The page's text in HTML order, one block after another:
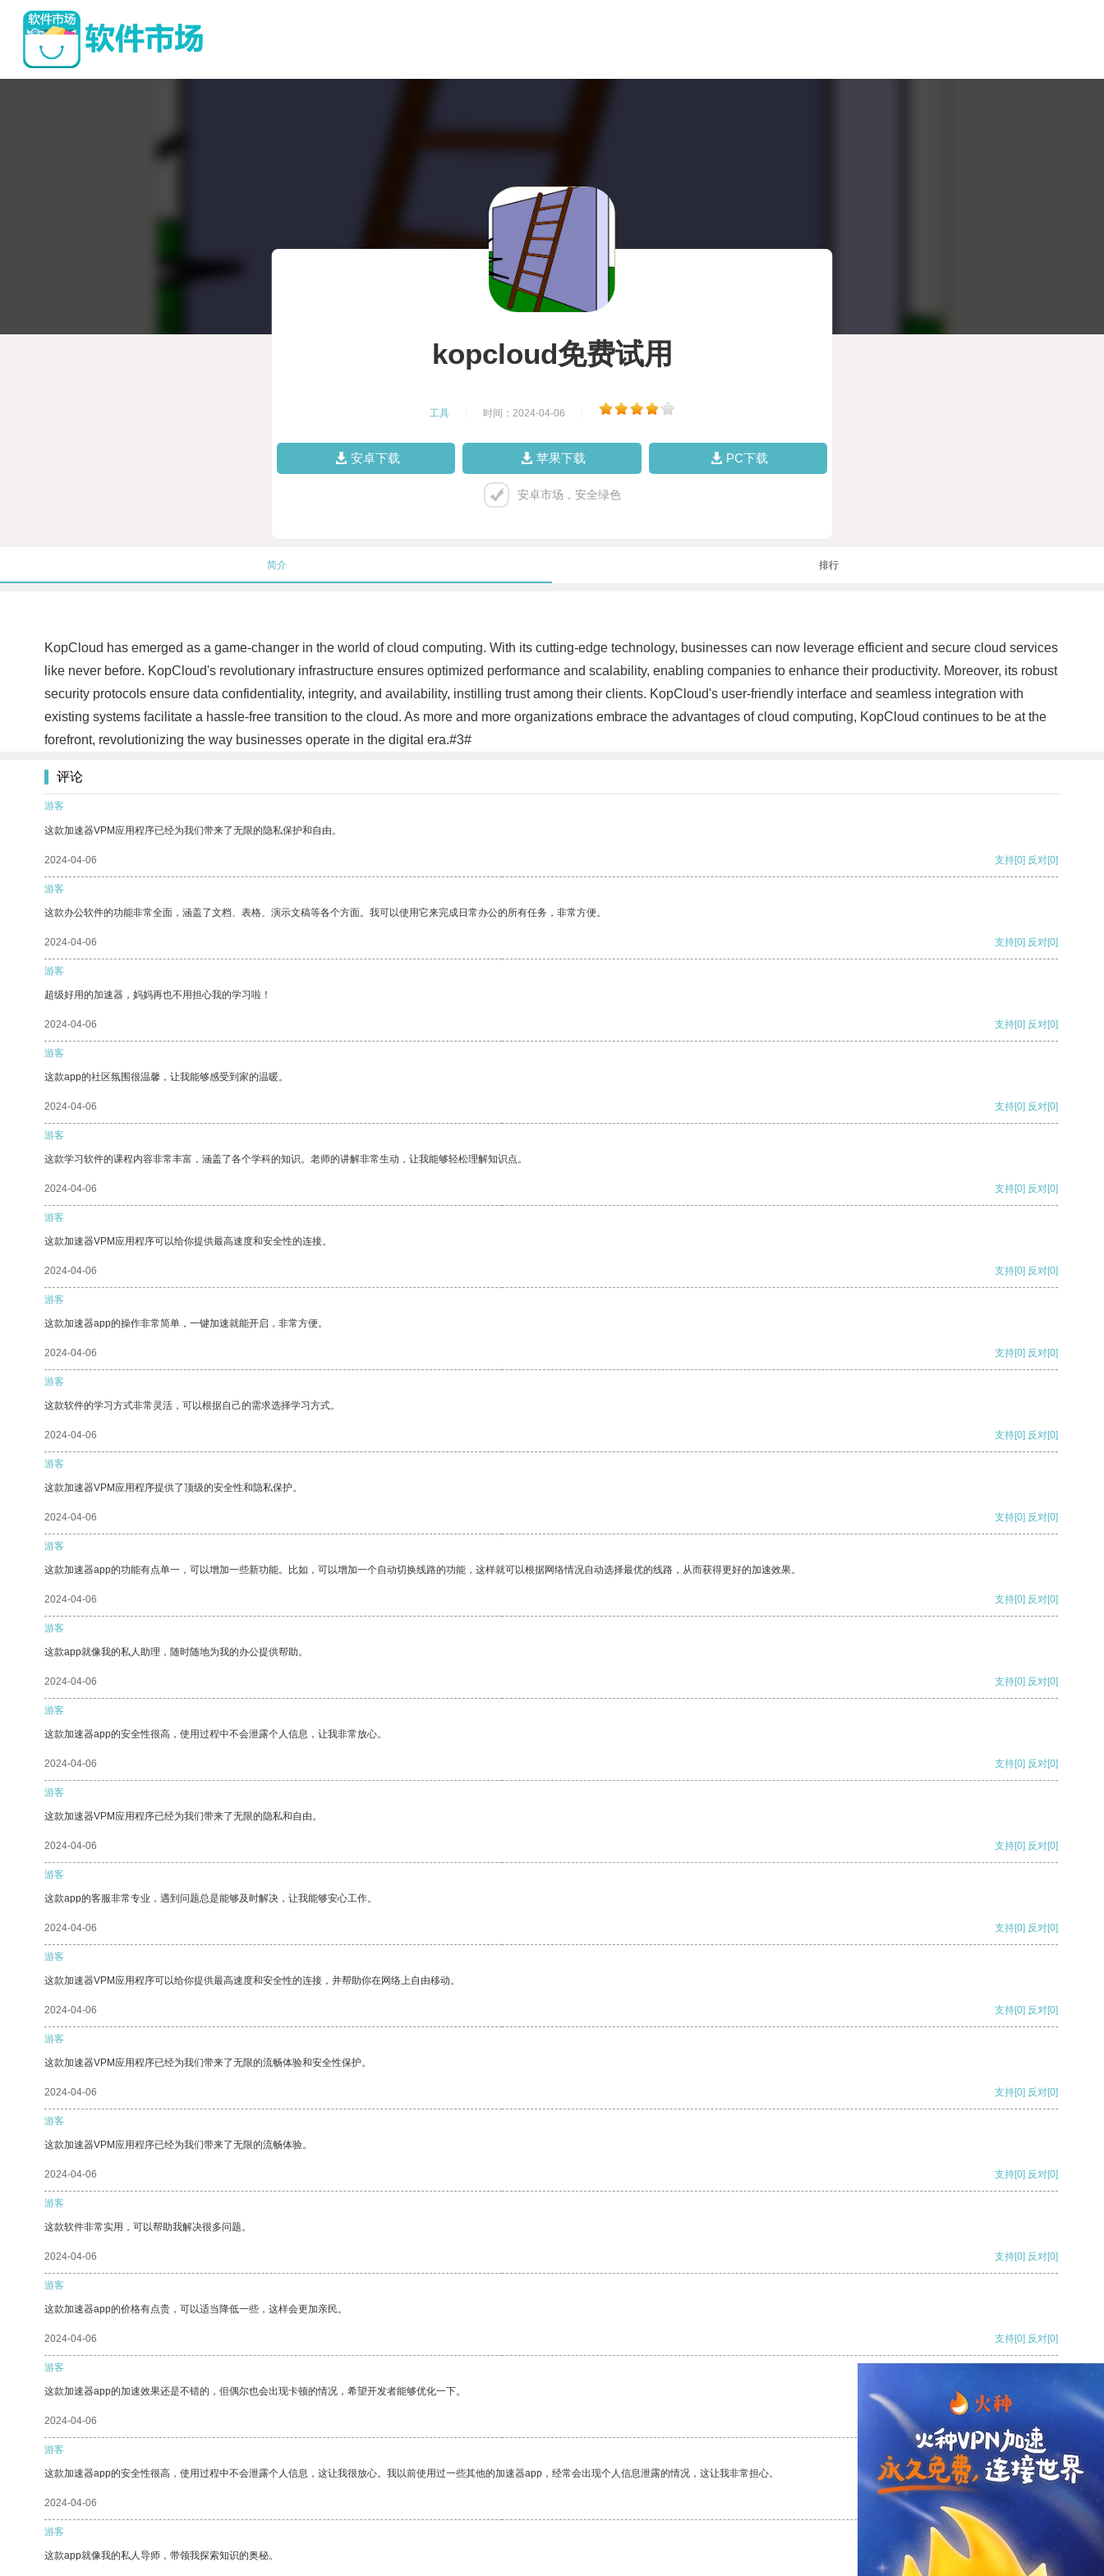
kopcloud免费试用
工具 时间：2024-04-06
安卓下载 苹果下载 PC下载
安卓市场，安全绿色
简介 排行
KopCloud has emerged as a game-changer in the world of cloud computing. With its cutting-edge technology, businesses can now leverage efficient and secure cloud services
like never before. KopCloud's revolutionary infrastructure ensures optimized performance and scalability, enabling companies to enhance their productivity. Moreover, its robust
security protocols ensure data confidentiality, integrity, and availability, instilling trust among their clients. KopCloud's user-friendly interface and seamless integration with
existing systems facilitate a hassle-free transition to the cloud. As more and more organizations embrace the advantages of cloud computing, KopCloud continues to be at the
forefront, revolutionizing the way businesses operate in the digital era.#3#
评论
游客
这款加速器VPM应用程序已经为我们带来了无限的隐私保护和自由。
2024-04-06 支持[0] 反对[0]
游客
这款办公软件的功能非常全面，涵盖了文档、表格、演示文稿等各个方面。我可以使用它来完成日常办公的所有任务，非常方便。
2024-04-06 支持[0] 反对[0]
游客
超级好用的加速器，妈妈再也不用担心我的学习啦！
2024-04-06 支持[0] 反对[0]
游客
这款app的社区氛围很温馨，让我能够感受到家的温暖。
2024-04-06 支持[0] 反对[0]
游客
这款学习软件的课程内容非常丰富，涵盖了各个学科的知识。老师的讲解非常生动，让我能够轻松理解知识点。
2024-04-06 支持[0] 反对[0]
游客
这款加速器VPM应用程序可以给你提供最高速度和安全性的连接。
2024-04-06 支持[0] 反对[0]
游客
这款加速器app的操作非常简单，一键加速就能开启，非常方便。
2024-04-06 支持[0] 反对[0]
游客
这款软件的学习方式非常灵活，可以根据自己的需求选择学习方式。
2024-04-06 支持[0] 反对[0]
游客
这款加速器VPM应用程序提供了顶级的安全性和隐私保护。
2024-04-06 支持[0] 反对[0]
游客
这款加速器app的功能有点单一，可以增加一些新功能。比如，可以增加一个自动切换线路的功能，这样就可以根据网络情况自动选择最优的线路，从而获得更好的加速效果。
2024-04-06 支持[0] 反对[0]
游客
这款app就像我的私人助理，随时随地为我的办公提供帮助。
2024-04-06 支持[0] 反对[0]
游客
这款加速器app的安全性很高，使用过程中不会泄露个人信息，让我非常放心。
2024-04-06 支持[0] 反对[0]
游客
这款加速器VPM应用程序已经为我们带来了无限的隐私和自由。
2024-04-06 支持[0] 反对[0]
游客
这款app的客服非常专业，遇到问题总是能够及时解决，让我能够安心工作。
2024-04-06 支持[0] 反对[0]
游客
这款加速器VPM应用程序可以给你提供最高速度和安全性的连接，并帮助你在网络上自由移动。
2024-04-06 支持[0] 反对[0]
游客
这款加速器VPM应用程序已经为我们带来了无限的流畅体验和安全性保护。
2024-04-06 支持[0] 反对[0]
游客
这款加速器VPM应用程序已经为我们带来了无限的流畅体验。
2024-04-06 支持[0] 反对[0]
游客
这款软件非常实用，可以帮助我解决很多问题。
2024-04-06 支持[0] 反对[0]
游客
这款加速器app的价格有点贵，可以适当降低一些，这样会更加亲民。
2024-04-06 支持[0] 反对[0]
游客
这款加速器app的加速效果还是不错的，但偶尔也会出现卡顿的情况，希望开发者能够优化一下。
2024-04-06
游客
这款加速器app的安全性很高，使用过程中不会泄露个人信息，这让我很放心。我以前使用过一些其他的加速器app，经常会出现个人信息泄露的情况，这让我非常担心。
2024-04-06 反对
游客
这款app就像我的私人导师，带领我探索知识的奥秘。